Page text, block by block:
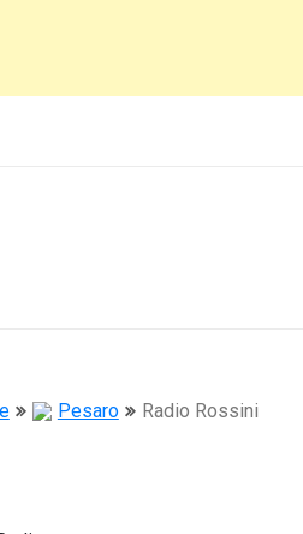
Pesaro Radio Rossini